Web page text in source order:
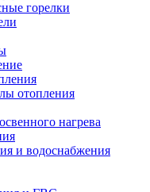
горелки
отопления
нагрева
и водоснабжения